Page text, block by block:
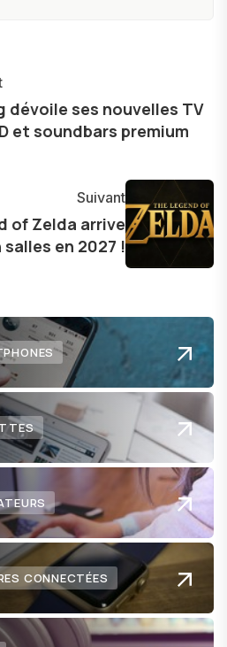
et pertinentes pour aider
comprendre et à naviguer
en constante
dévoile ses nouvelles TV
et soundbars premium
Suivant
of Zelda arrive
salles en 2027 !
CONNECTÉES